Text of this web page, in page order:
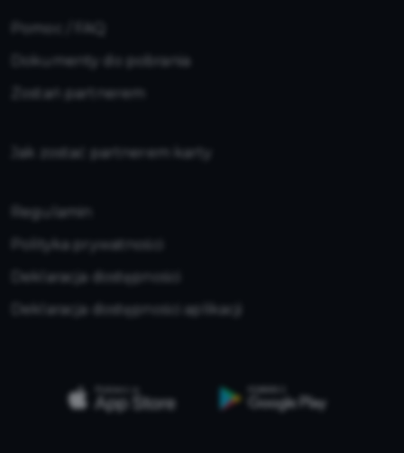
Dokumenty do pobrania
Zostań partnerem
Jak zostać partnerem karty
Regulamin
Polityka prywatności
Deklaracja dostępności
Deklaracja dostępności aplikacji